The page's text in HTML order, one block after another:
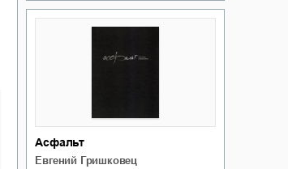
Асфальт
Евгений Гришковец